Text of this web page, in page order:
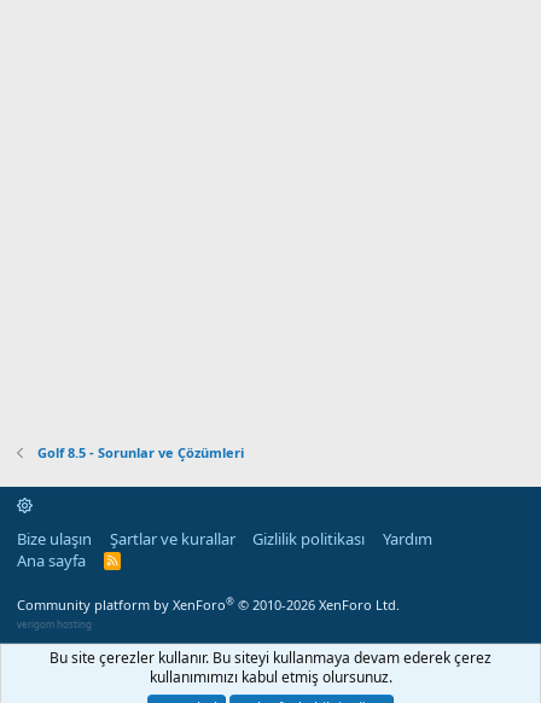
Golf 8.5 - Sorunlar ve Çözümleri
Bize ulaşın Şartlar ve kurallar Gizlilik politikası
Yardım
Ana sayfa
R
Community platform by XenForo® © 2010-2026 XenForo Ltd.
verigom hosting
Bu site çerezler kullanır. Bu siteyi kullanmaya devam ederek çerez
kullanımımızı kabul etmiş olursunuz.